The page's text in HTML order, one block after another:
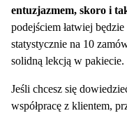
entuzjazmem, skoro i
podejściem łatwiej
statystycznie na 10
solidną lekcją w pakiecie.
Jeśli chcesz się
współpracę z klientem,